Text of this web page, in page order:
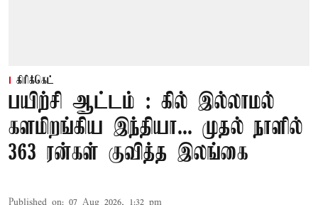
கிரிக்கெட்
பயிற்சி ஆட்டம் : கில் இல்லாமல்
களமிறங்கிய இந்தியா... முதல் நாளில்
363 ரன்கள் குவித்த இலங்கை